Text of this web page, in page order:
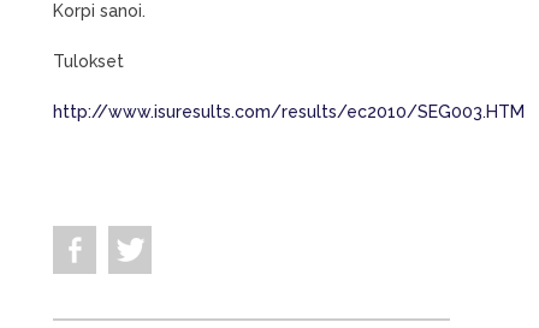
Korpi sanoi.
Tulokset
http://www.isuresults.com/results/ec2010/SEG003.HTM